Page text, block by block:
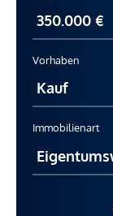
Vorhaben
Immobilienart